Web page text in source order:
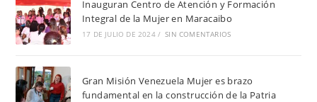
Inauguran Centro de Atención y Formación
Integral de la Mujer en Maracaibo
17 DE JULIO DE 2024 / SIN COMENTARIOS
Gran Misión Venezuela Mujer es brazo
fundamental en la construcción de la Patria